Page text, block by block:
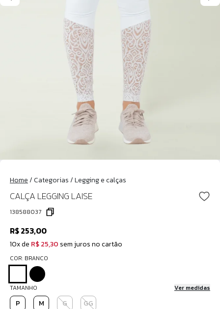
Home/Categorias/Legging e calças
CALÇA LEGGING LAISE
138588037
R$ 253,00
10x de R$ 25,30 sem juros no cartão
COR: BRANCO
TAMANHO Ver medidas
P M G GG